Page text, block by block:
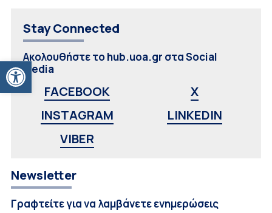
Ανοίξτε τη γραμμή εργαλείων
Stay Connected
Ακολουθήστε το hub.uoa.gr στα Social
Media
FACEBOOK
X
INSTAGRAM
LINKEDIN
VIBER
Newsletter
Γραφτείτε για να λαμβάνετε ενημερώσεις